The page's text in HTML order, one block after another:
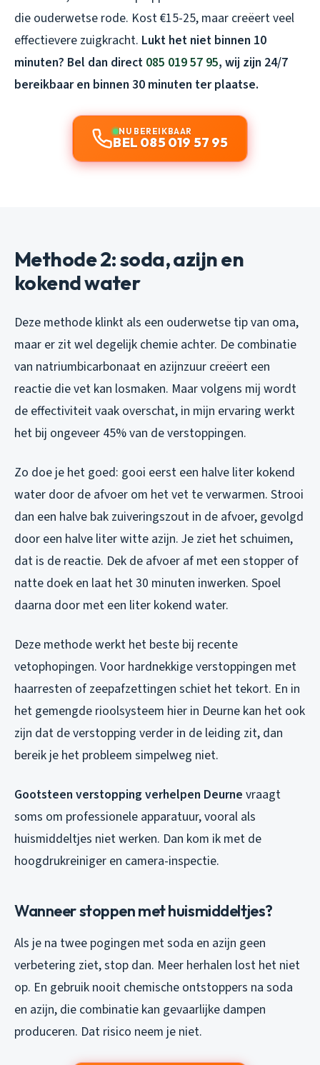
die ouderwetse rode. Kost €15-25, maar creëert veel
effectievere zuigkracht. Lukt het niet binnen 10
minuten? Bel dan direct 085 019 57 95, wij zijn 24/7
bereikbaar en binnen 30 minuten ter plaatse.
NU BEREIKBAAR
BEL 085 019 57 95
Methode 2: soda, azijn en
kokend water
Deze methode klinkt als een ouderwetse tip van oma,
maar er zit wel degelijk chemie achter. De combinatie
van natriumbicarbonaat en azijnzuur creëert een
reactie die vet kan losmaken. Maar volgens mij wordt
de effectiviteit vaak overschat, in mijn ervaring werkt
het bij ongeveer 45% van de verstoppingen.
Zo doe je het goed: gooi eerst een halve liter kokend
water door de afvoer om het vet te verwarmen. Strooi
dan een halve bak zuiveringszout in de afvoer, gevolgd
door een halve liter witte azijn. Je ziet het schuimen,
dat is de reactie. Dek de afvoer af met een stopper of
natte doek en laat het 30 minuten inwerken. Spoel
daarna door met een liter kokend water.
Deze methode werkt het beste bij recente
vetophopingen. Voor hardnekkige verstoppingen met
haarresten of zeepafzettingen schiet het tekort. En in
het gemengde rioolsysteem hier in Deurne kan het ook
zijn dat de verstopping verder in de leiding zit, dan
bereik je het probleem simpelweg niet.
Gootsteen verstopping verhelpen Deurne vraagt
soms om professionele apparatuur, vooral als
huismiddeltjes niet werken. Dan kom ik met de
hoogdrukreiniger en camera-inspectie.
Wanneer stoppen met huismiddeltjes?
Als je na twee pogingen met soda en azijn geen
verbetering ziet, stop dan. Meer herhalen lost het niet
op. En gebruik nooit chemische ontstoppers na soda
en azijn, die combinatie kan gevaarlijke dampen
produceren. Dat risico neem je niet.